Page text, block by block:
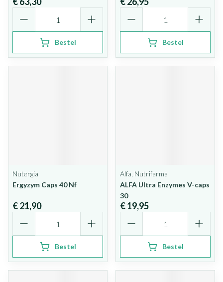
Bestel Bestel
Nutergia
Ergyzym Caps 40 Nf
€ 21,90
Bestel
Alfa, Nutrifarma
ALFA Ultra Enzymes V-caps
30
€ 19,95
Bestel